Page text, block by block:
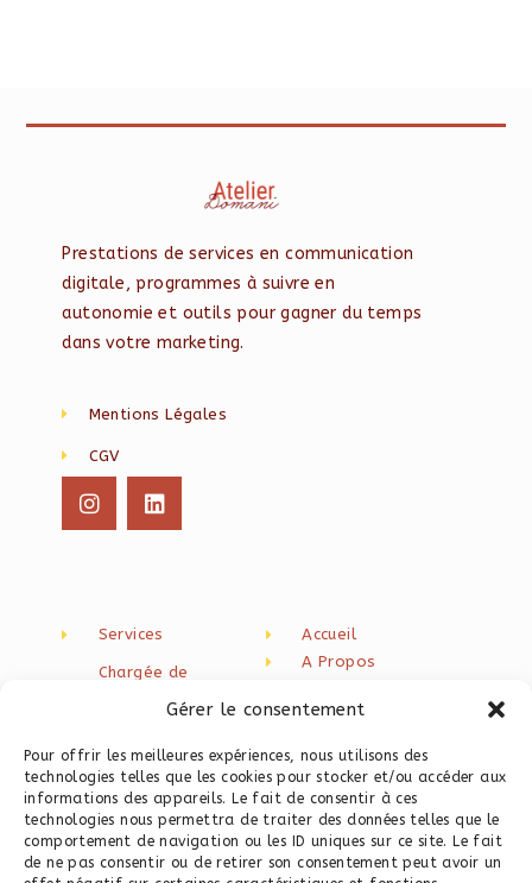
Gérer le consentement
Pour offrir les meilleures expériences, nous utilisons des
technologies telles que les cookies pour stocker et/ou accéder aux
informations des appareils. Le fait de consentir à ces
technologies nous permettra de traiter des données telles que le
comportement de navigation ou les ID uniques sur ce site. Le fait
de ne pas consentir ou de retirer son consentement peut avoir un
Prestations de services en communication
digitale, programmes à suivre en
autonomie et outils pour gagner du temps
dans votre marketing.
Mentions Légales
CGV
Services
Chargée de
freelance
Création de contenu
Rédaction web seo
Programme
Instagram
Accueil
A Propos
Newsletter